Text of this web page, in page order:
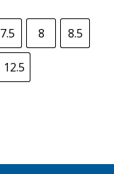
7.5 8 8.5
12.5